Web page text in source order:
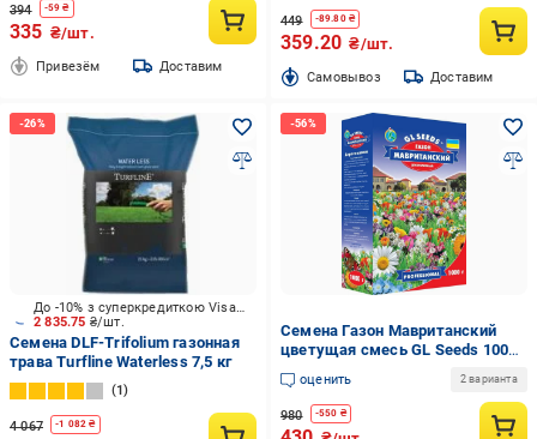
394 -59 ₴
335 ₴/шт.
Привезём Доставим
449 -89.80₴
359.20 ₴/шт.
Cамовывоз Доставим
2 835.75 ₴/шт.
До -10% з суперкредиткою Visa Вигода
Семена DLF-Trifolium газонная
трава Turfline Waterless 7,5 кг
1
4 067 -1 082 ₴
Семена Газон Мавританский
цветущая смесь GL Seeds 1000
г 302 мм (коробка302)
оценить 2 варианта
980 -550 ₴